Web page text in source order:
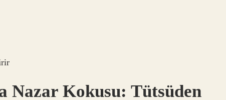
Nazar Kokusu: Tütsüden